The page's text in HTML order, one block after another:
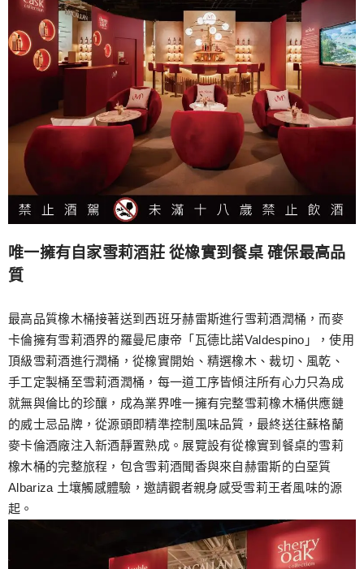
唯一擁有自家雪莉酒莊 從橡實到餐桌 確保最高品
質
最高品質橡木桶接著送到西班牙赫雷斯進行雪莉酒潤桶，而麥
卡倫擁有雪莉酒界的羅曼尼康帝「瓦德比諾Valdespino」，使用
頂級雪莉酒進行潤桶，從橡實開始、精選橡木、裁切、風乾、
手工定製桶至雪莉酒潤桶，每一道工序皆傾注所有心力只為成
就無與倫比的珍釀，成為業界唯一擁有完整雪莉橡木桶供應鏈
的威士忌品牌，從源頭即精準控制風味品質，最終送往蘇格蘭
麥卡倫酒廠注入新酒靜置熟成。展覽設有從橡實到餐桌的雪莉
橡木桶的完整旅程，包含雪莉酒聞香與來自赫雷斯的白堊質
Albariza 土壤觸感體驗，邀請觀者親身感受雪莉王者風味的源
起。